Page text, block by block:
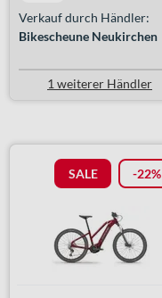
Verkauf durch Händler:
Bikescheune Neukirchen
1 weiterer Händler
SALE -22%